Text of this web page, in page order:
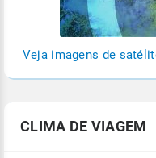
Veja imagens de
CLIMA DE VIAGEM